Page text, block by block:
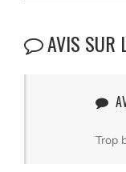
AVIS SUR
Trop